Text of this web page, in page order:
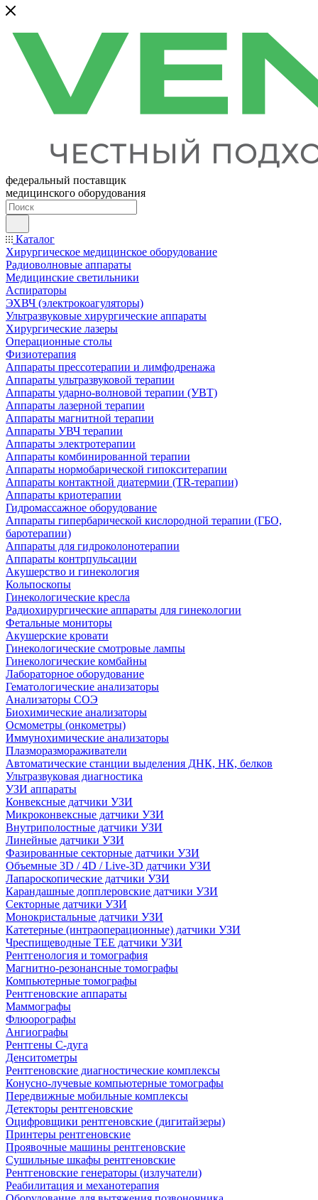
федеральный поставщик
медицинского оборудования
Каталог
Хирургическое медицинское оборудование
Радиоволновые аппараты
Медицинские светильники
Аспираторы
ЭХВЧ (электрокоагуляторы)
Ультразвуковые хирургические аппараты
Хирургические лазеры
Операционные столы
Физиотерапия
Аппараты прессотерапии и лимфодренажа
Аппараты ультразвуковой терапии
Аппараты ударно-волновой терапии (УВТ)
Аппараты лазерной терапии
Аппараты магнитной терапии
Аппараты УВЧ терапии
Аппараты электротерапии
Аппараты комбинированной терапии
Аппараты нормобарической гипокситерапии
Аппараты контактной диатермии (TR-терапии)
Аппараты криотерапии
Гидромассажное оборудование
Аппараты гипербарической кислородной терапии (ГБО,
баротерапии)
Аппараты для гидроколонотерапии
Аппараты контрпульсации
Акушерство и гинекология
Кольпоскопы
Гинекологические кресла
Радиохирургические аппараты для гинекологии
Фетальные мониторы
Акушерские кровати
Гинекологические смотровые лампы
Гинекологические комбайны
Лабораторное оборудование
Гематологические анализаторы
Анализаторы СОЭ
Биохимические анализаторы
Осмометры (онкометры)
Иммунохимические анализаторы
Плазморазмораживатели
Автоматические станции выделения ДНК, НК, белков
Ультразвуковая диагностика
УЗИ аппараты
Конвексные датчики УЗИ
Микроконвексные датчики УЗИ
Внутриполостные датчики УЗИ
Линейные датчики УЗИ
Фазированные секторные датчики УЗИ
Объемные 3D / 4D / Live-3D датчики УЗИ
Лапароскопические датчики УЗИ
Карандашные допплеровские датчики УЗИ
Секторные датчики УЗИ
Монокристальные датчики УЗИ
Катетерные (интраоперационные) датчики УЗИ
Чреспищеводные TEE датчики УЗИ
Рентгенология и томография
Магнитно-резонансные томографы
Компьютерные томографы
Рентгеновские аппараты
Маммографы
Флюорографы
Ангиографы
Рентгены С-дуга
Денситометры
Рентгеновские диагностические комплексы
Конусно-лучевые компьютерные томографы
Передвижные мобильные комплексы
Детекторы рентгеновские
Оцифровщики рентгеновские (дигитайзеры)
Принтеры рентгеновские
Проявочные машины рентгеновские
Сушильные шкафы рентгеновские
Рентгеновские генераторы (излучатели)
Реабилитация и механотерапия